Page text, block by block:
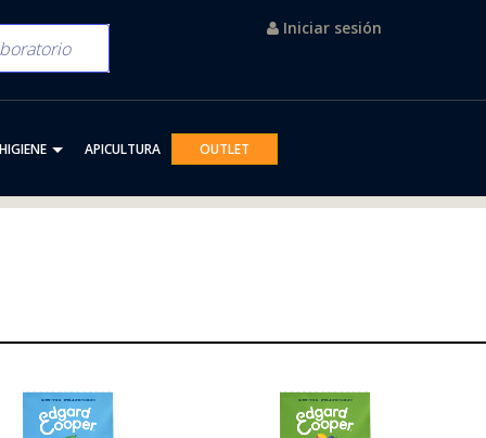
Iniciar sesión
HIGIENE APICULTURA OUTLET